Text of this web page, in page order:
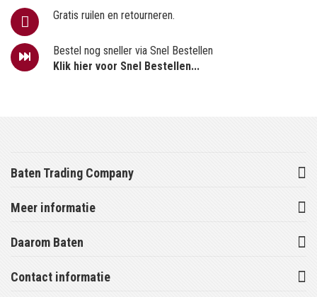
Gratis ruilen en retourneren.
Bestel nog sneller via Snel Bestellen
Klik hier voor Snel Bestellen...
Baten Trading Company
Meer informatie
Daarom Baten
Contact informatie